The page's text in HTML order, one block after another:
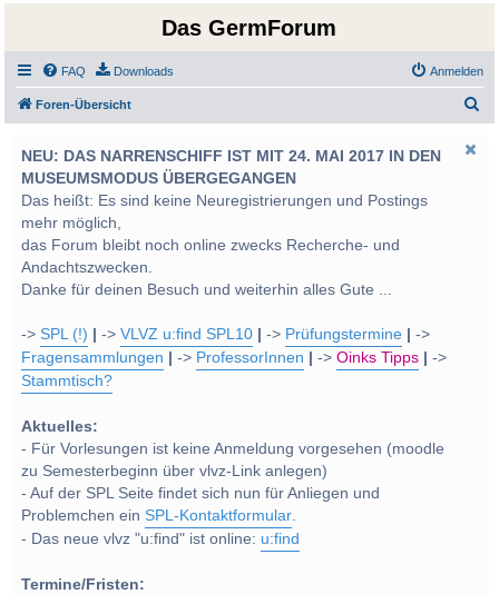
Das GermForum
FAQ Downloads Anmelden
Foren-Übersicht
NEU: DAS NARRENSCHIFF IST MIT 24. MAI 2017 IN DEN
MUSEUMSMODUS ÜBERGEGANGEN
Das heißt: Es sind keine Neuregistrierungen und Postings
mehr möglich,
das Forum bleibt noch online zwecks Recherche- und
Andachtszwecken.
Danke für deinen Besuch und weiterhin alles Gute ...
->SPL (!) ->VLVZ u:find SPL10 -> Prüfungstermine
->
Fragensammlungen
-> ProfessorInnen ->Oinks Tipps
->
Stammtisch?
Aktuelles:
- Für Vorlesungen ist keine Anmeldung vorgesehen (moodle
zu Semesterbeginn über vlvz-Link anlegen)
- Auf der SPL Seite findet sich nun für Anliegen und
Problemchen einSPL-Kontaktformular.
- Das neue vlvz "u:find" ist online: u:find
Termine/Fristen: